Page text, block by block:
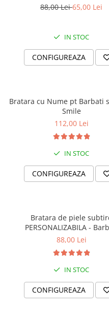
88,00 Lei65,00 Lei
IN STOC
CONFIGUREAZA
Bratara cu Nume pt Barbati
Smile
112,00 Lei
IN STOC
CONFIGUREAZA
Bratara de piele
PERSONALIZABILA -
88,00 Lei
IN STOC
CONFIGUREAZA